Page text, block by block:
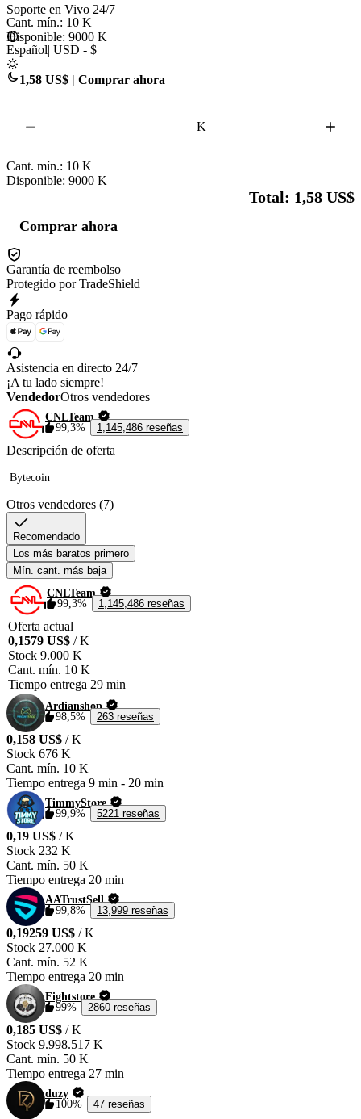
Soporte en Vivo 24/7
Español| USD - $
Cant. mín.: 10 K
Disponible: 9000 K
1,58 US$ | Comprar ahora
K
Cant. mín.: 10 K
Disponible: 9000 K
Total: 1,58 US$
Comprar ahora
Garantía de reembolso
Protegido por TradeShield
Pago rápido
Asistencia en directo 24/7
¡A tu lado siempre!
VendedorOtros vendedores
CNLTeam
99,3%
1,145,486 reseñas
Descripción de oferta
Otros vendedores (7)
Recomendado
Los más baratos primero
Mín. cant. más baja
CNLTeam
99,3%
1,145,486 reseñas
Oferta actual
0,1579 US$ / K
Stock 9.000 K
Cant. mín. 10 K
Tiempo entrega 29 min
Ardianshop
98,5%
263 reseñas
0,158 US$ / K
Stock 676 K
Cant. mín. 10 K
Tiempo entrega 9 min - 20 min
TimmyStore
99,9%
5221 reseñas
0,19 US$ / K
Stock 232 K
Cant. mín. 50 K
Tiempo entrega 20 min
AATrustSell
99,8%
13,999 reseñas
0,19259 US$ / K
Stock 27.000 K
Cant. mín. 52 K
Tiempo entrega 20 min
Fightstore
99%
2860 reseñas
0,185 US$ / K
Stock 9.998.517 K
Cant. mín. 50 K
Tiempo entrega 27 min
duzy
100%
47 reseñas